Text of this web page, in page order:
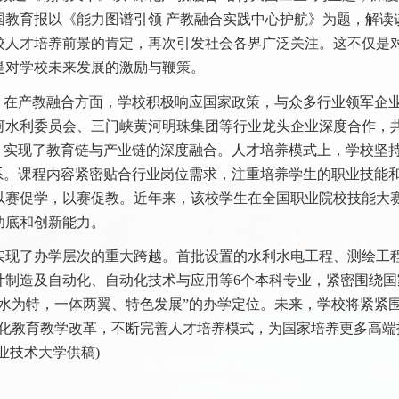
育报以《能力图谱引领 产教融合实践中心护航》为题，解读
才培养前景的肯定，再次引发社会各界广泛关注。这不仅是
学校未来发展的激励与鞭策。
教融合方面，学校积极响应国家政策，与众多行业领军企
利委员会、三门峡黄河明珠集团等行业龙头企业深度合作，
现了教育链与产业链的深度融合。人才培养模式上，学校坚
课程内容紧密贴合行业岗位需求，注重培养学生的职业技能
促学，以赛促教。近年来，该校学生在全国职业院校技能大
和创新能力。
办学层次的重大跨越。首批设置的水利水电工程、测绘工
造及自动化、自动化技术与应用等6个本科专业，紧密围绕
为特，一体两翼、特色发展”的办学定位。未来，学校将紧紧
教育教学改革，不断完善人才培养模式，为国家培养更多高
技术大学供稿)